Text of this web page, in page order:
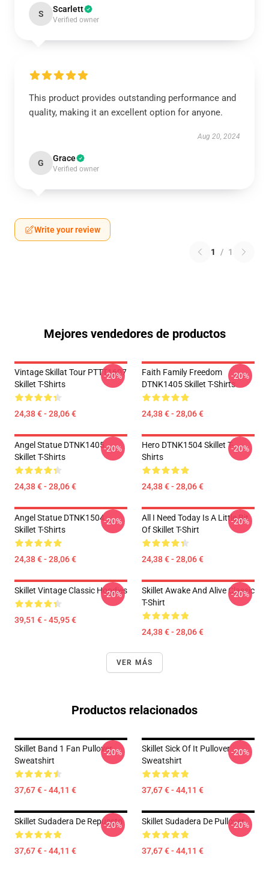
S Scarlett
Verified owner
This product provides outstanding performance and
quality, making it an excellent option for anyone.
Aug 20, 2024
G Grace
Verified owner
Write your review
1 / 1
Mejores vendedores de productos
Vintage Skillat Tour PTTT1607
Skillet T-Shirts
24,38 € - 28,06 €
-20%
Faith Family Freedom
DTNK1405 Skillet T-Shirts
24,38 € - 28,06 €
-20%
Angel Statue DTNK1405
Skillet T-Shirts
24,38 € - 28,06 €
-20%
Hero DTNK1504 Skillet T-
Shirts
24,38 € - 28,06 €
-20%
Angel Statue DTNK1504
Skillet T-Shirts
24,38 € - 28,06 €
-20%
All I Need Today Is A Little Bit
Of Skillet T-Shirt
24,38 € - 28,06 €
-20%
Skillet Vintage Classic Hoodies
39,51 € - 45,95 €
-20%
Skillet Awake And Alive Classic
T-Shirt
24,38 € - 28,06 €
-20%
VER MÁS
Productos relacionados
Skillet Band 1 Fan Pullover
Sweatshirt
37,67 € - 44,11 €
-20%
Skillet Sick Of It Pullover
Sweatshirt
37,67 € - 44,11 €
-20%
Skillet Sudadera De Repuesto
37,67 € - 44,11 €
-20% Skillet Sudadera De Pullover
37,67 € - 44,11 €
-20%